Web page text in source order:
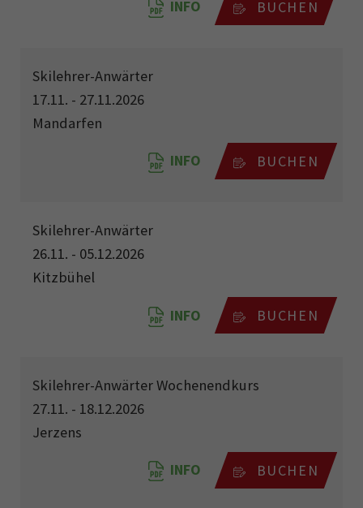
INFO BUCHEN
Skilehrer-Anwärter
17.11. - 27.11.2026
Mandarfen
INFO BUCHEN
Skilehrer-Anwärter
26.11. - 05.12.2026
Kitzbühel
INFO BUCHEN
Skilehrer-Anwärter Wochenendkurs
27.11. - 18.12.2026
Jerzens
INFO BUCHEN